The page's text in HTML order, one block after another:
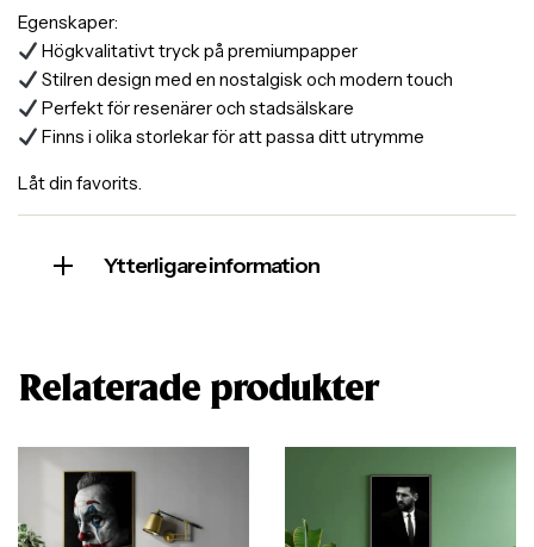
Egenskaper:
Högkvalitativt tryck på premiumpapper
Stilren design med en nostalgisk och modern touch
Perfekt för resenärer och stadsälskare
Finns i olika storlekar för att passa ditt utrymme
Låt din favorits.
Ytterligare information
Relaterade produkter